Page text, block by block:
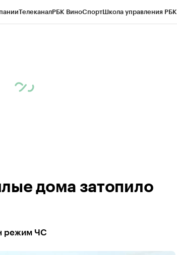
ТелеканалРБК ВиноСпортШкола управления РБК
дома затопило
режим ЧС